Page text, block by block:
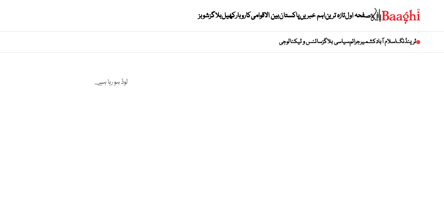
صفحہ اولتازہ تریناہم خبریںپاکستانبین الاقوامیکاروبارکھیلبلاگزشوبز
ٹرینڈنگاسلام آبادکشمیرجرائمسیاسی بلاگزسائنس و ٹیکنالوجی
لوڈ ہو رہا ہے...